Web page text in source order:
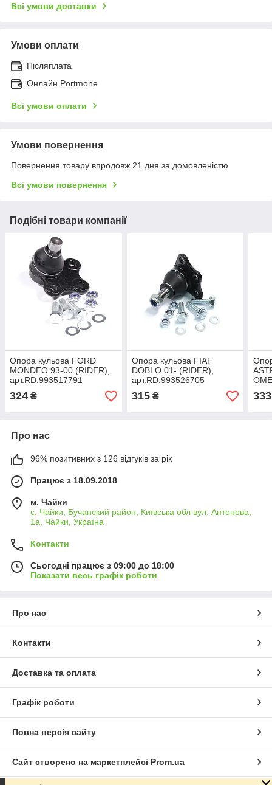
Всі умови доставки
Умови оплати
Післяплата
Онлайн Portmone
Всі умови оплати
Умови повернення
Повернення товару впродовж 21 дня за домовленістю
Всі умови повернення
Подібні товари компанії
Опора кульова FORD
MONDEO 93-00 (RIDER),
арт.RD.993517791
324 ₴
Опора кульова FIAT
DOBLO 01- (RIDER),
арт.RD.993526705
315₴ 333
Про нас
96% позитивних з 126 відгуків за рік
Працює з 18.09.2018
м. Чайки
с. Чайки, Бучанский район, Київська обл вул. Антонова,
1а, Чайки, Україна
Контакти
Сьогодні працює з 09:00 до 18:00
Показати весь графік роботи
Про нас
Контакти
Доставка та оплата
Графік роботи
Повна версія сайту
Сайт створено на маркетплейсі Prom.ua